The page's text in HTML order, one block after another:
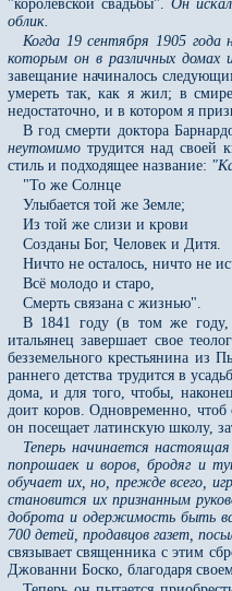
"королевской свадьбы". Он
облик.
Когда 19 сентября 1905
которым он в различных домах и
завещание начиналось
умереть так, как я жил; в
недостаточно, и в котором я
В год смерти доктора
неутомимо трудится над своей
стиль и подходящее название:
"То же Солнце
Улыбается той же Земле;
Из той же слизи и крови
Созданы Бог, Человек и Дитя.
Ничто не осталось, ничто не
Всё молодо и старо,
Смерть связана с жизнью".
В 1841 году (в том же году,
итальянец завершает свое
безземельного крестьянина из
раннего детства трудится в
дома, и для того, чтобы,
доит коров. Одновременно, чтоб
он посещает латинскую школу,
Теперь начинается
попрошаек и воров, бродяг и
обучает их, но, прежде всего,
становится их признанным
доброта и одержимость быть
700 детей, продавцов газет,
связывает священника с этим
Джованни Боско, благодаря